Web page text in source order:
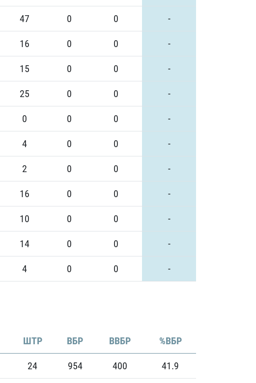
47 0 0 -
16 0 0 -
15 0 0 -
25 0 0 -
0 0 0 -
4 0 0 -
2 0 0 -
16 0 0 -
10 0 0 -
14 0 0 -
4 0 0 -
ШТР ВБР ВВБР %ВБР
24 954 400 41.9